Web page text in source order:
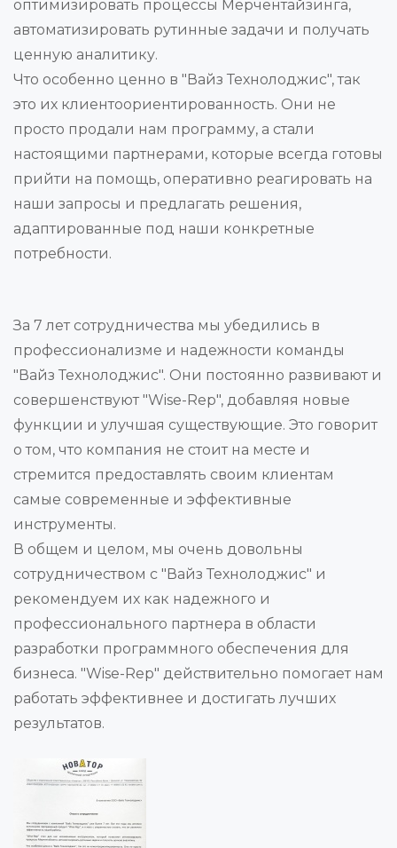
оптимизировать процессы Мерчентайзинга,
автоматизировать рутинные задачи и получать
ценную аналитику.
Что особенно ценно в "Вайз Технолоджис", так
это их клиентоориентированность. Они не
просто продали нам программу, а стали
настоящими партнерами, которые всегда готовы
прийти на помощь, оперативно реагировать на
наши запросы и предлагать решения,
адаптированные под наши конкретные
потребности.
За 7 лет сотрудничества мы убедились в
профессионализме и надежности команды
"Вайз Технолоджис". Они постоянно развивают и
совершенствуют "Wise-Rep", добавляя новые
функции и улучшая существующие. Это говорит
о том, что компания не стоит на месте и
стремится предоставлять своим клиентам
самые современные и эффективные
инструменты.
В общем и целом, мы очень довольны
сотрудничеством с "Вайз Технолоджис" и
рекомендуем их как надежного и
профессионального партнера в области
разработки программного обеспечения для
бизнеса. "Wise-Rep" действительно помогает нам
работать эффективнее и достигать лучших
результатов.